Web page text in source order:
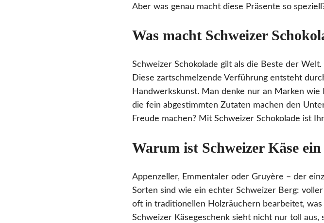
Aber was genau macht diese Präsente so
Was macht Schweizer
Schweizer Schokolade gilt als die Beste der
Diese zartschmelzende Verführung entsteht
Handwerkskunst. Man denke nur an Marken
die fein abgestimmten Zutaten machen den
Freude machen? Mit Schweizer Schokolade ist
Warum ist Schweizer Käse ein
Appenzeller, Emmentaler oder Gruyère – der
Sorten sind wie ein echter Schweizer Berg:
oft in traditionellen Holzräuchern bearbeitet,
Schweizer Käsegeschenk sieht nicht nur toll